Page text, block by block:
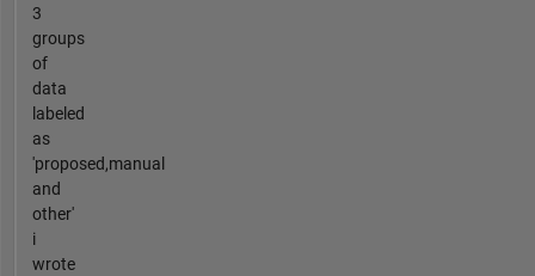
3
groups
of
data
labeled
as
'proposed,manual
and
other'
i
wrote